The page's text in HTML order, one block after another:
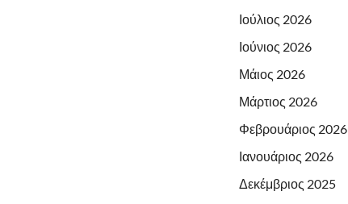
Ιούλιος 2026
Ιούνιος 2026
Μάιος 2026
Μάρτιος 2026
Φεβρουάριος 2026
Ιανουάριος 2026
Δεκέμβριος 2025